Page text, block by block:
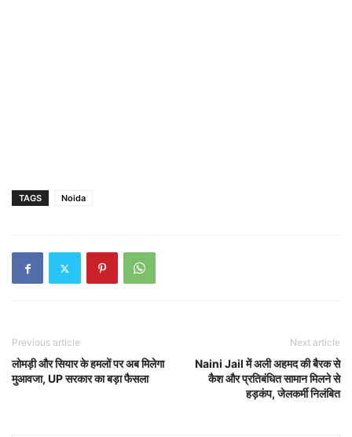
TAGS Noida
Previous article
लोमड़ी और सियार के हमलों पर अब मिलेगा
मुआवजा, UP सरकार का बड़ा फैसला
Next article
Naini Jail में अली अहमद की बैरक से
कैश और प्रतिबंधित सामान मिलने से
हड़कंप, जेलकर्मी निलंबित